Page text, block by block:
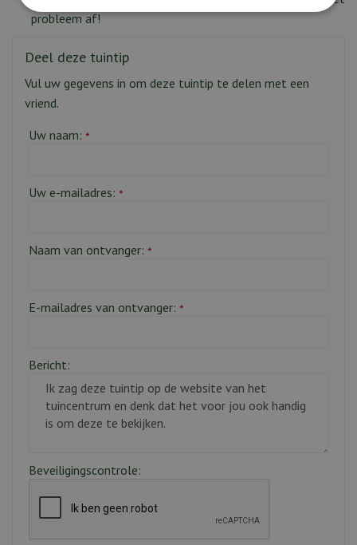
probleem af!
Deel deze tuintip
Vul uw gegevens in om deze tuintip te delen met een
vriend.
Uw naam: *
Uw e-mailadres: *
Naam van ontvanger: *
E-mailadres van ontvanger: *
Bericht:
Beveiligingscontrole: